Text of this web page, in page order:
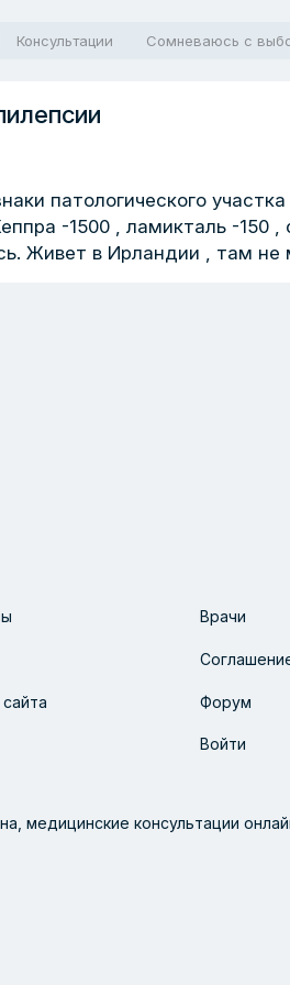
Консультации Сомневаюсь с
патологического
-1500 , ламикталь -150 ,
Живет в Ирландии , там
Врачи
Форум
Войти
медицинские консультации